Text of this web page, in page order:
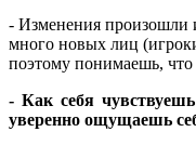
- Изменения произошли
много новых лиц
поэтому понимаешь, что
- Как себя чувствуешь
уверенно ощущаешь